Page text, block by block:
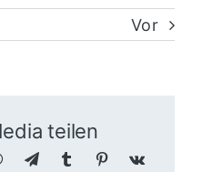
Vor
teilen